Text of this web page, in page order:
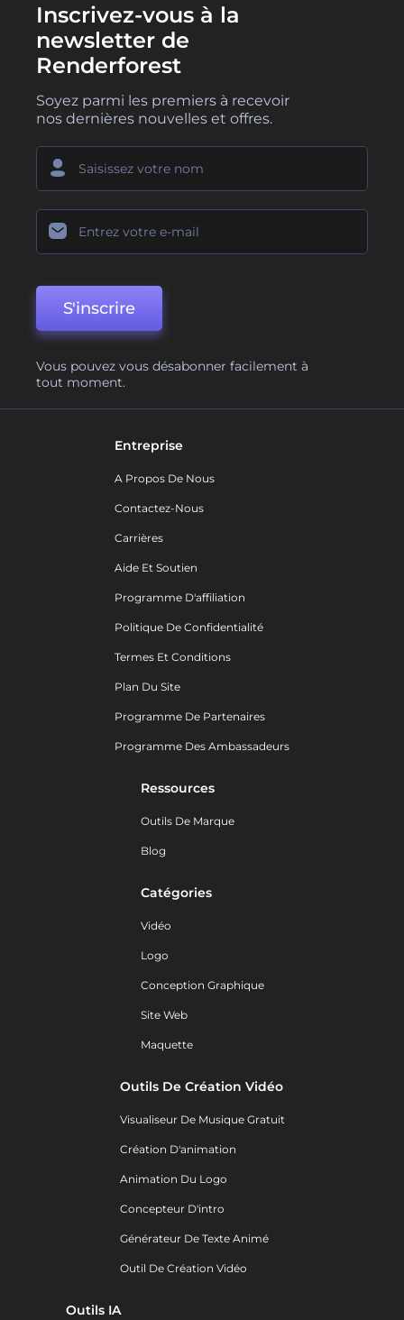
Inscrivez-vous à la
newsletter de
Renderforest
Soyez parmi les premiers à recevoir
nos dernières nouvelles et offres.
S'inscrire
Vous pouvez vous désabonner facilement à
tout moment.
Entreprise
A Propos De Nous
Contactez-Nous
Carrières
Aide Et Soutien
Programme D'affiliation
Politique De Confidentialité
Termes Et Conditions
Plan Du Site
Programme De Partenaires
Programme Des Ambassadeurs
Ressources
Outils De Marque
Blog
Catégories
Vidéo
Logo
Conception Graphique
Site Web
Maquette
Outils De Création Vidéo
Visualiseur De Musique Gratuit
Création D'animation
Animation Du Logo
Concepteur D'intro
Générateur De Texte Animé
Outil De Création Vidéo
Outils IA